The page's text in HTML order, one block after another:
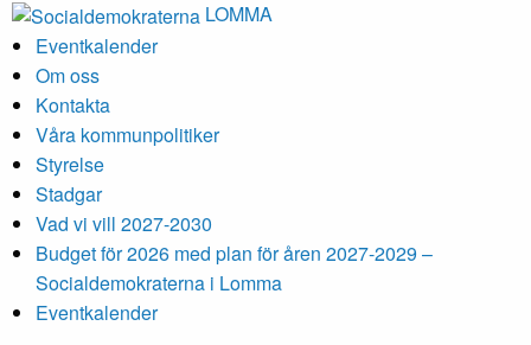
LOMMA
Eventkalender
Om oss
Kontakta
Våra kommunpolitiker
Styrelse
Stadgar
Vad vi vill 2027-2030
Budget för 2026 med plan för åren 2027-2029 –
Socialdemokraterna i Lomma
Eventkalender